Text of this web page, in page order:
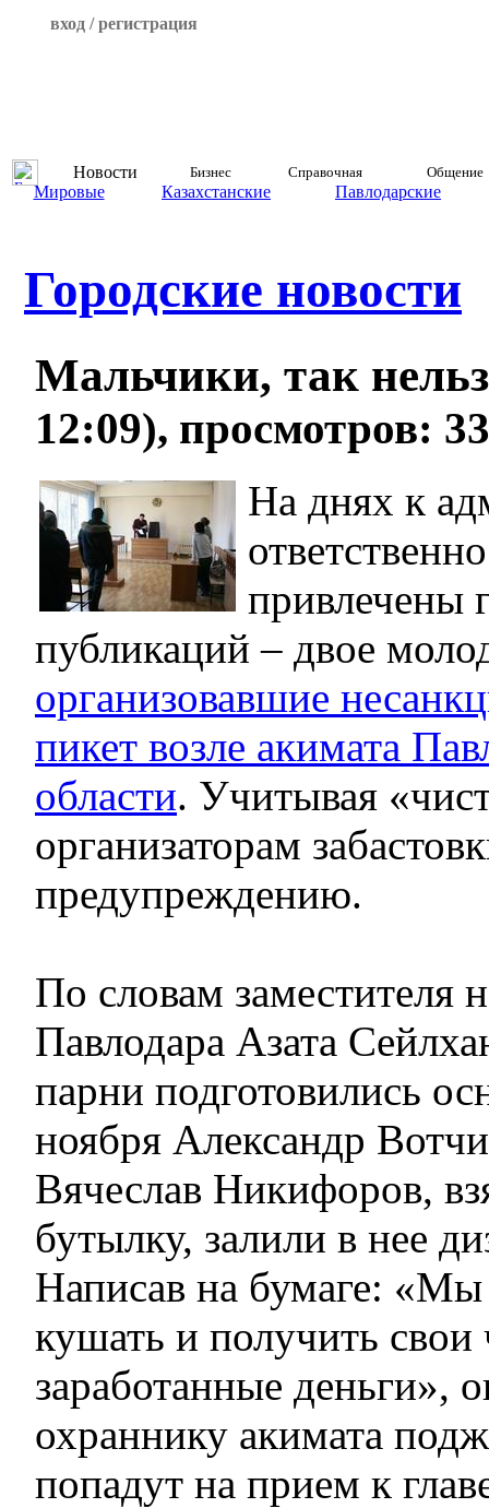
вход / регистрация
Новости Бизнес Справочная Общение
Мировые Казахстанские Павлодарские
Городские новости
Мальчики, так
12:09), просмотров:
На днях к
привлечены
публикаций – двое
организовавшие
пикет возле акимата
области. Учитывая
организаторам
предупреждению.
По словам заместителя
Павлодара Азата
парни подготовились
ноября Александр
Вячеслав Никифоров,
бутылку, залили в нее
Написав на бумаге:
кушать и получить свои
заработанные деньги»,
охраннику акимата
попадут на прием к